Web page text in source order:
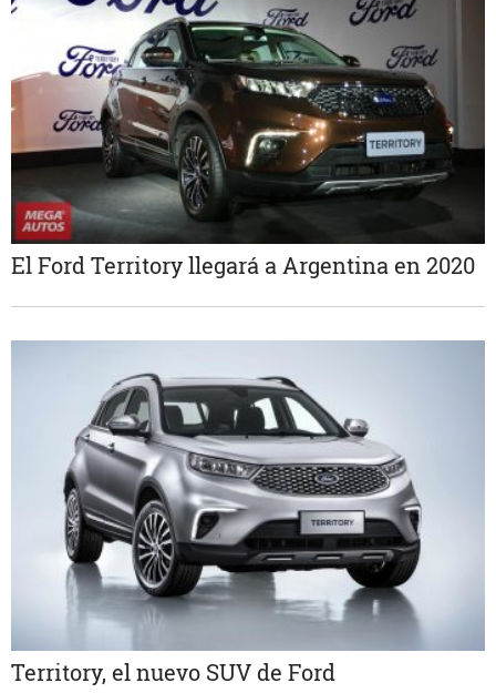
El Ford Territory llegará a Argentina en 2020
Territory, el nuevo SUV de Ford